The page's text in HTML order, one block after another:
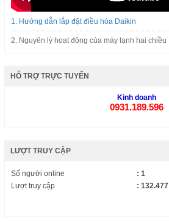
1. Hướng dẫn lắp đặt điều hòa Daikin
2. Nguyên lý hoạt động của máy lạnh hai chiều
HỖ TRỢ TRỰC TUYẾN
Kinh doanh
0931.189.596
LƯỢT TRUY CẬP
Số người online
: 1
Lượt truy cập
: 132.477